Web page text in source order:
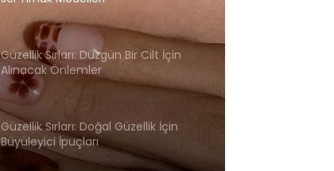
Güzellik Sırları: Doğal Güzellik İçin
Büyüleyici İpuçları
Güzellik Tavsiyeleri: Kilo Verirken
Cildinizi Korumanın Yolları